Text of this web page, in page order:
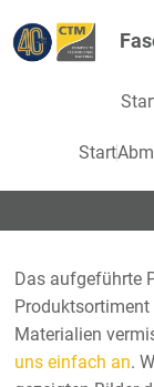
Start
Das aufgeführte
Produktsortiment
Materialien
uns einfach an.